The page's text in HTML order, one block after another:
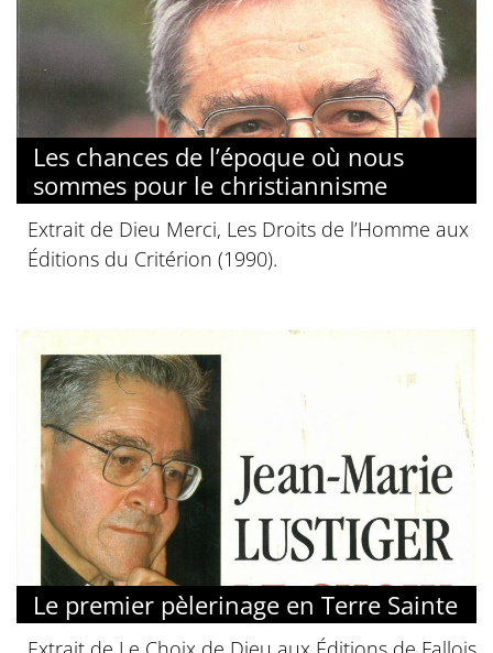
Les chances de l’époque où nous
sommes pour le christiannisme
Extrait de Dieu Merci, Les Droits de l’Homme aux
Éditions du Critérion (1990).
Le premier pèlerinage en Terre Sainte